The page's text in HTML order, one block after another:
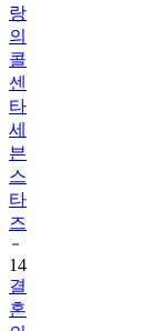
랑
의
콜
센
타
세
븐
스
타
즈
14
결
혼